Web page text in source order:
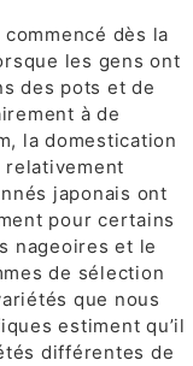
dès la
les gens ont
des pots et de
à de
la domestication
relativement
japonais ont
pour certains
nageoires et le
de sélection
que nous
estiment qu’il
différentes de